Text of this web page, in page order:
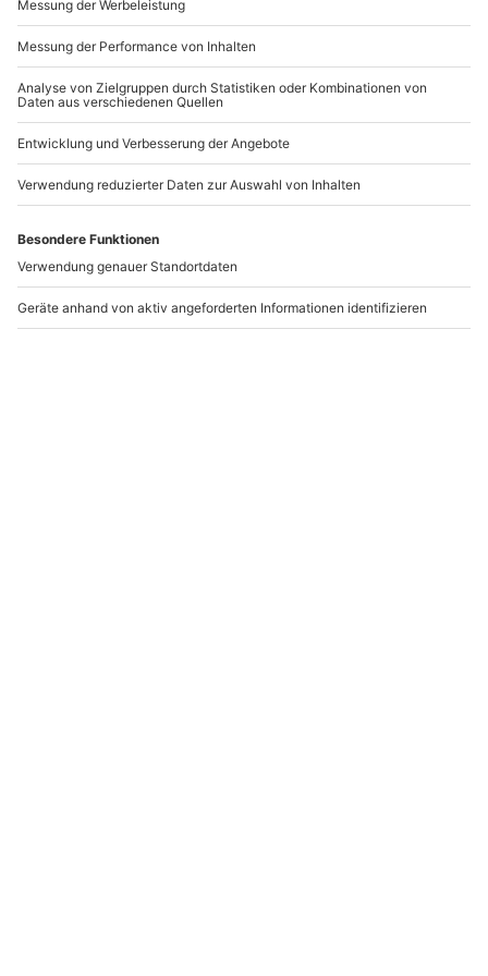
Asiatischer Kochkurs
Bonn
1 Person
139,90 €
Bad Vilbel
1 Person
4
134,90 €